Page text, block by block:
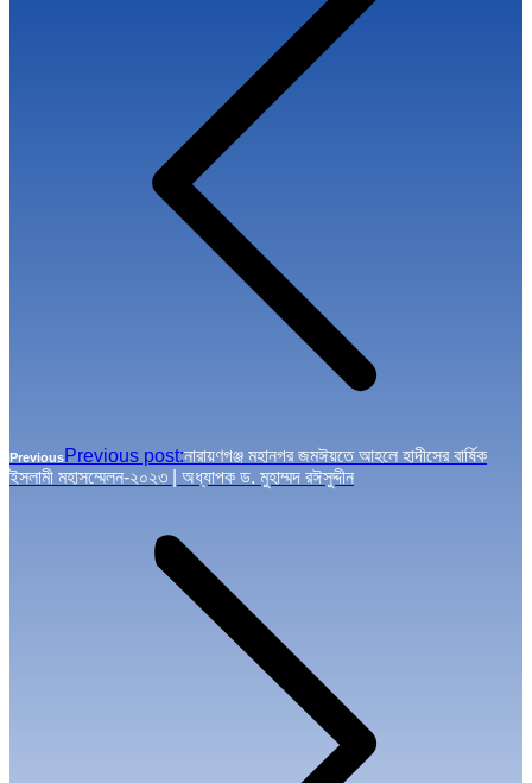
PreviousPrevious post:নারায়ণগঞ্জ মহানগর জমঈয়তে আহলে হাদীসের বার্ষিক
ইসলামী মহাসম্মেলন-২০২৩ | অধ্যাপক ড. মুহাম্মদ রঈসুদ্দীন